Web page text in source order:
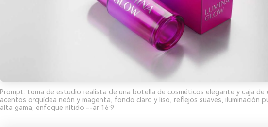
Prompt: toma de estudio realista de una botella de cosméticos elegante y caja de
acentos orquídea neón y magenta, fondo claro y liso, reflejos suaves, iluminación
alta gama, enfoque nítido --ar 16:9